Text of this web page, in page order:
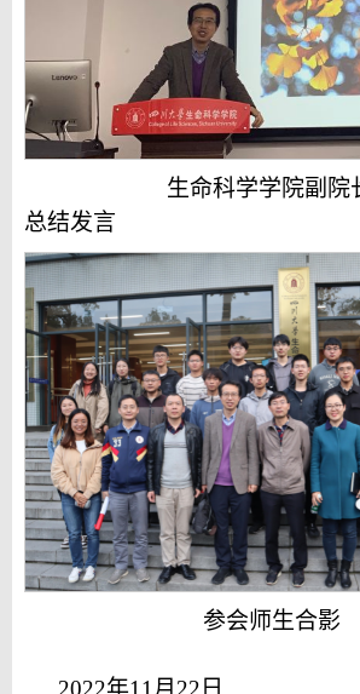
生命科学学院副院长
总结发言
参会师生合影
生命科
2022年11月22日